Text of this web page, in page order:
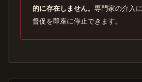
的に存在しません。 専門家の介入
督促を即座に停止できます。